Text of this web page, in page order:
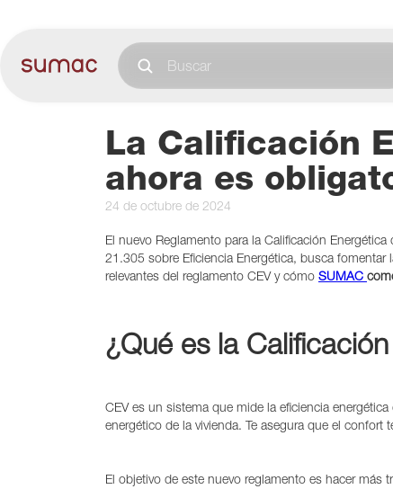
La Calificación
ahora es
24 de octubre de 2024
El nuevo Reglamento para la Calificación
21.305 sobre Eficiencia Energética, busca
relevantes del reglamento CEV y cómo SUMAC
¿Qué es la
CEV es un sistema que mide la eficiencia
energético de la vivienda. Te asegura que el
El objetivo de este nuevo reglamento es hacer